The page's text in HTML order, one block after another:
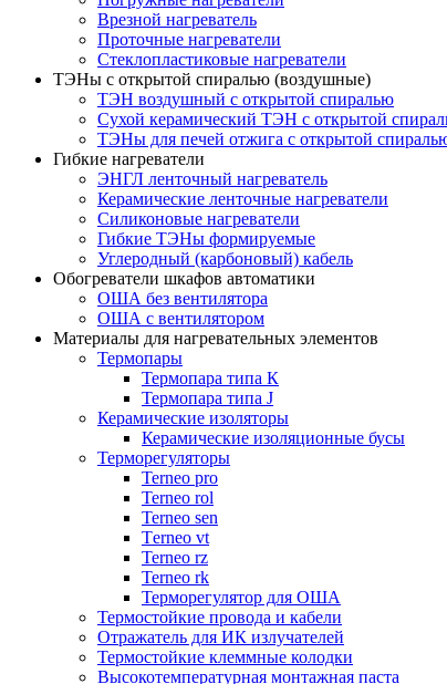
Врезной нагреватель
Проточные нагреватели
Стеклопластиковые нагреватели
ТЭНы с открытой спиралью (воздушные)
ТЭН воздушный с открытой спиралью
Сухой керамический ТЭН с открытой
ТЭНы для печей отжига с открытой
Гибкие нагреватели
ЭНГЛ ленточный нагреватель
Керамические ленточные нагреватели
Силиконовые нагреватели
Гибкие ТЭНы формируемые
Углеродный (карбоновый) кабель
Обогреватели шкафов автоматики
ОША без вентилятора
ОША с вентилятором
Материалы для нагревательных элементов
Термопары
Термопара типа К
Термопара типа J
Керамические изоляторы
Керамические изоляционные бусы
Терморегуляторы
Terneo pro
Terneo rol
Terneo sen
Тerneo vt
Terneo rz
Terneo rk
Терморегулятор для ОША
Термостойкие провода и кабели
Отражатель для ИК излучателей
Термостойкие клеммные колодки
Высокотемпературная монтажная паста